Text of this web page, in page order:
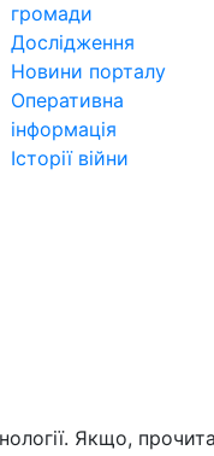
громади
Дослідження
Новини порталу
Оперативна
інформація
Історії війни
Якщо,